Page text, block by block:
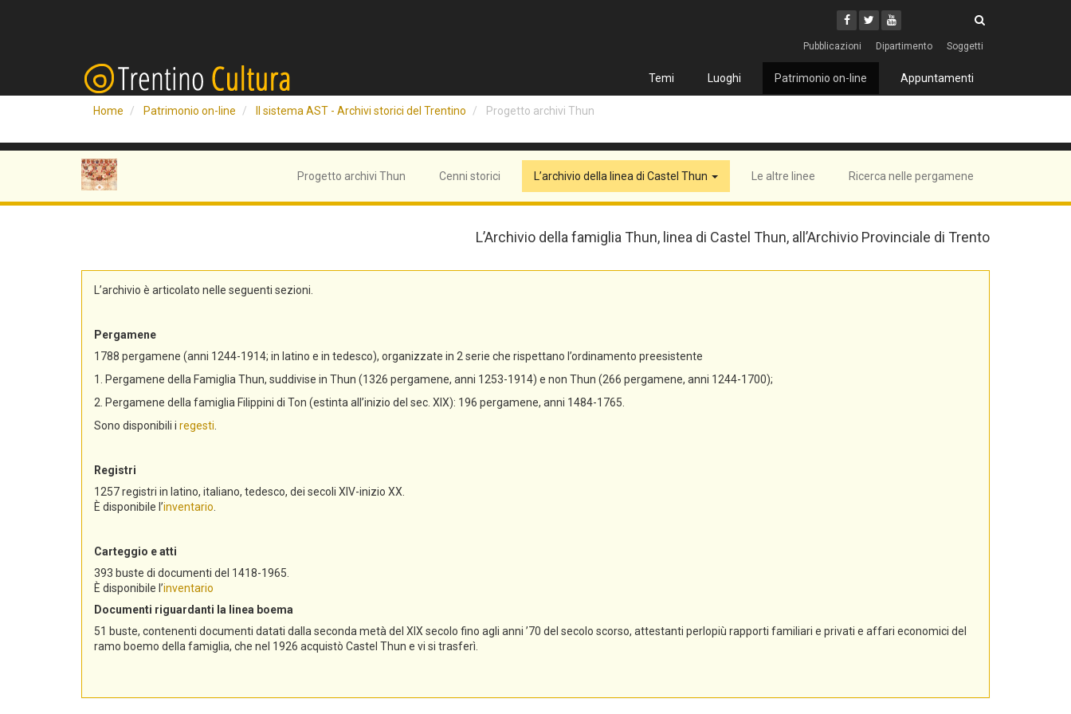
Facebook
Twitter
Youtube
Pubblicazioni Dipartimento Soggetti
Temi Luoghi Patrimonio on-line Appuntamenti
Home Patrimonio on-line Il sistema AST - Archivi storici del Trentino Progetto archivi Thun
Progetto archivi Thun Cenni storici L’archivio della linea di Castel Thun Le altre linee Ricerca nelle pergamene
L’Archivio della famiglia Thun, linea di Castel Thun, all’Archivio Provinciale di Trento
L’archivio è articolato nelle seguenti sezioni.
Pergamene
1788 pergamene (anni 1244-1914; in latino e in tedesco), organizzate in 2 serie che rispettano l’ordinamento preesistente
1. Pergamene della Famiglia Thun, suddivise in Thun (1326 pergamene, anni 1253-1914) e non Thun (266 pergamene, anni 1244-1700);
2. Pergamene della famiglia Filippini di Ton (estinta all’inizio del sec. XIX): 196 pergamene, anni 1484-1765.
Sono disponibili i regesti
Registri
1257 registri in latino, italiano, tedesco, dei secoli XIV-inizio XX.
È disponibile l’inventario
Carteggio e atti
393 buste di documenti del 1418-1965.
È disponibile l’inventario
Documenti riguardanti la linea boema
51 buste, contenenti documenti datati dalla seconda metà del XIX secolo fino agli anni ’70 del secolo scorso, attestanti perlopiù rapporti familiari e privati e affari economici del
ramo boemo della famiglia, che nel 1926 acquistò Castel Thun e vi si trasferì.